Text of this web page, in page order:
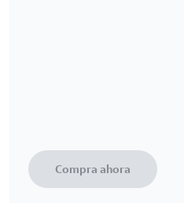
Compra ahora